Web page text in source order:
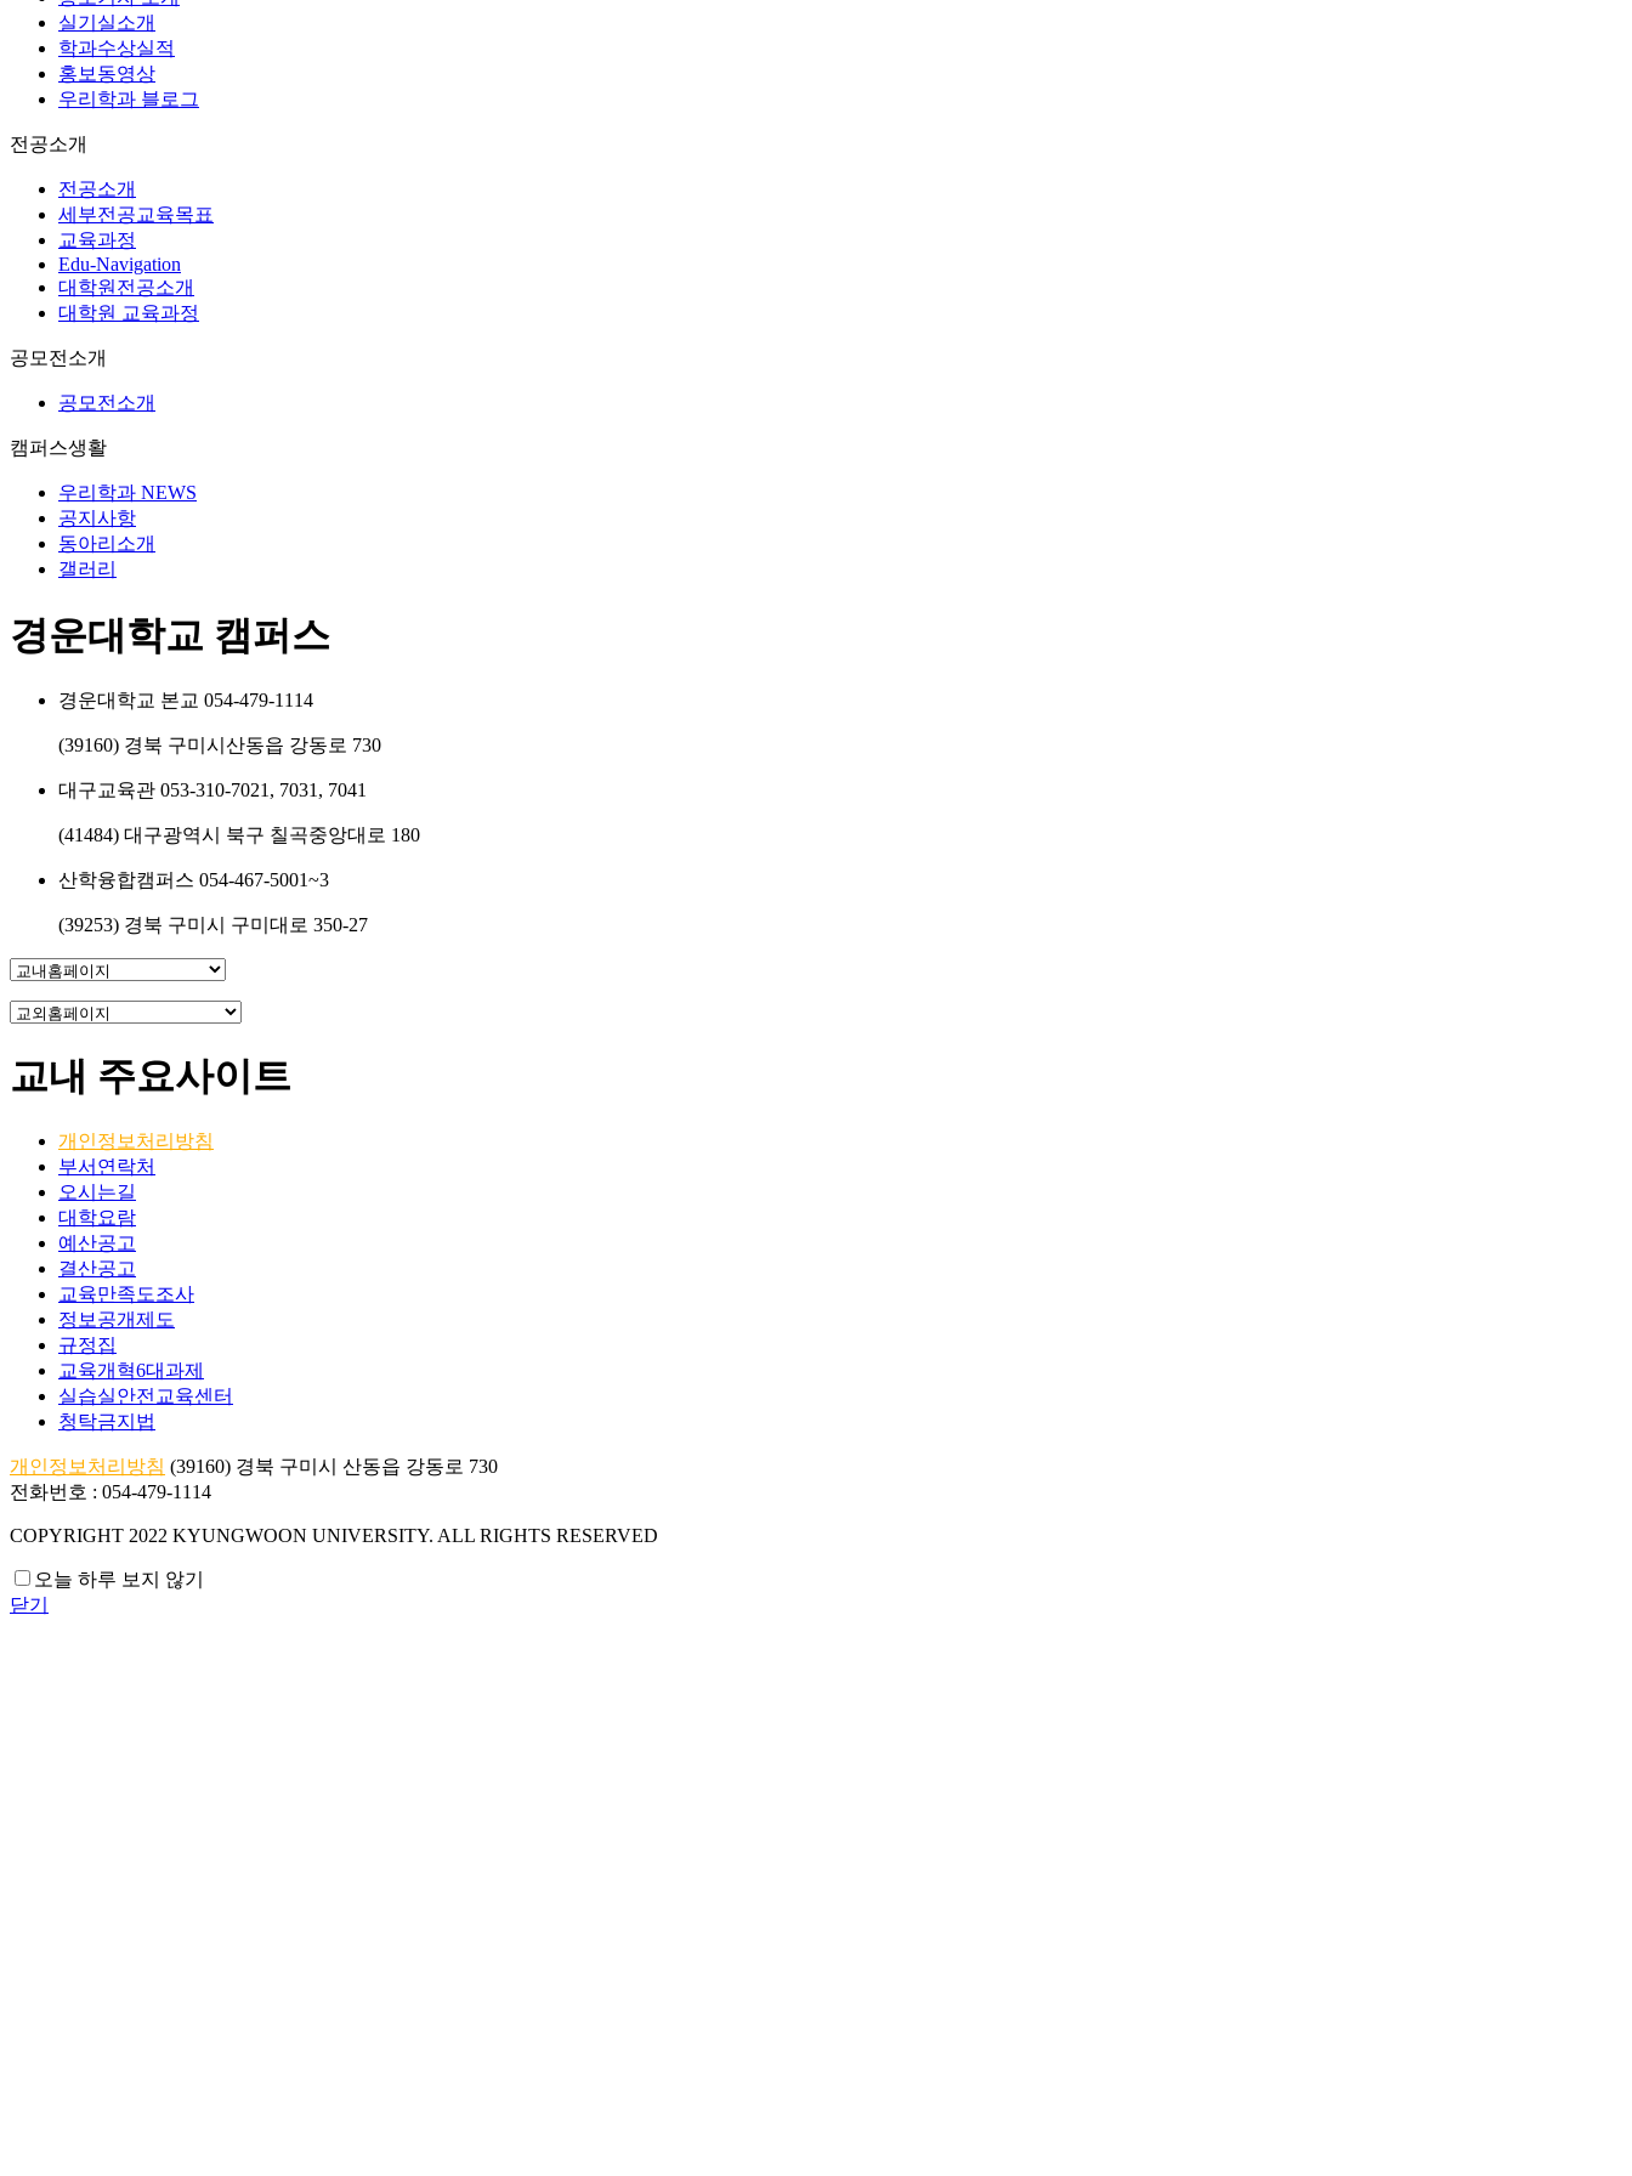
실기실소개
학과수상실적
홍보동영상
우리학과 블로그
전공소개
전공소개
세부전공교육목표
교육과정
Edu-Navigation
대학원전공소개
대학원 교육과정
공모전소개
공모전소개
캠퍼스생활
우리학과 NEWS
공지사항
동아리소개
갤러리
경운대학교 캠퍼스
경운대학교 본교 054-479-1114
(39160) 경북 구미시산동읍 강동로 730
대구교육관 053-310-7021, 7031, 7041
(41484) 대구광역시 북구 칠곡중앙대로 180
산학융합캠퍼스 054-467-5001~3
(39253) 경북 구미시 구미대로 350-27
교내 주요사이트
개인정보처리방침
부서연락처
오시는길
대학요람
예산공고
결산공고
교육만족도조사
정보공개제도
규정집
교육개혁6대과제
실습실안전교육센터
청탁금지법
개인정보처리방침 (39160) 경북 구미시 산동읍 강동로 730
전화번호 : 054-479-1114
COPYRIGHT 2022 KYUNGWOON UNIVERSITY. ALL RIGHTS RESERVED
오늘 하루 보지 않기
닫기